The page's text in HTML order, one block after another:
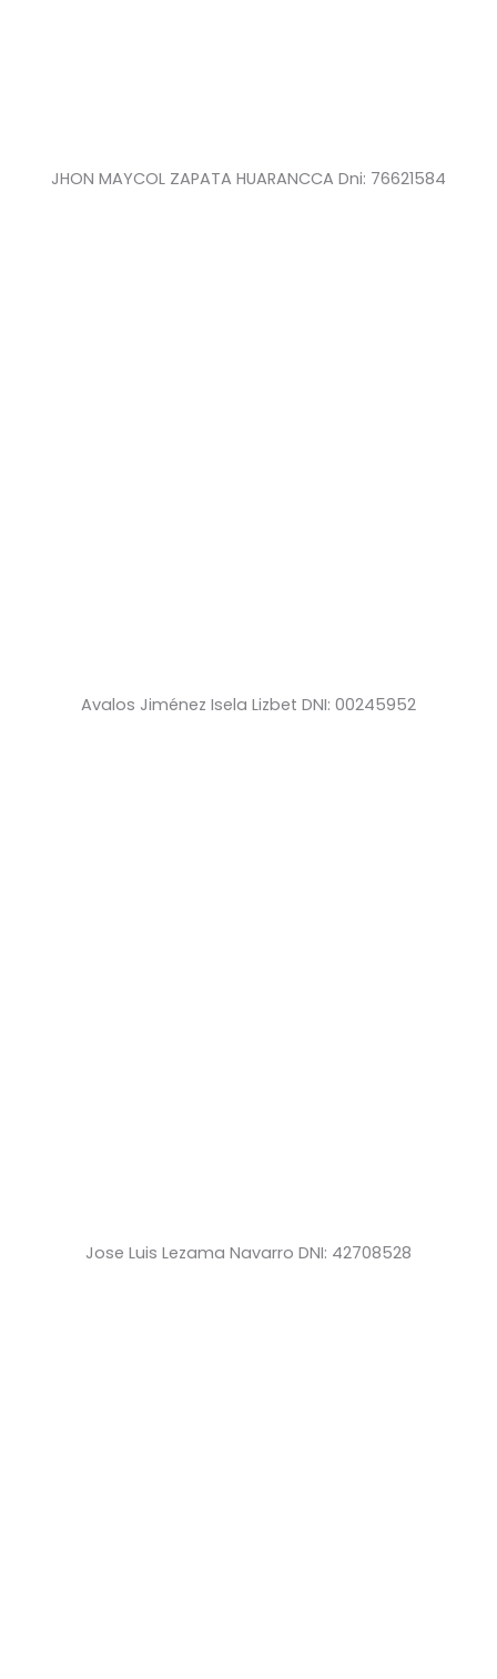
JHON MAYCOL ZAPATA HUARANCCA Dni: 76621584
Avalos Jiménez Isela Lizbet DNI: 00245952
Jose Luis Lezama Navarro DNI: 42708528